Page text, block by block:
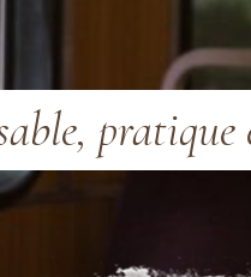
pratique